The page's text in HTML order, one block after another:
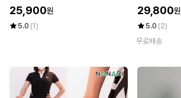
361
25,900원
5.0 (1)
29,800원
5.0 (2)
무료배송